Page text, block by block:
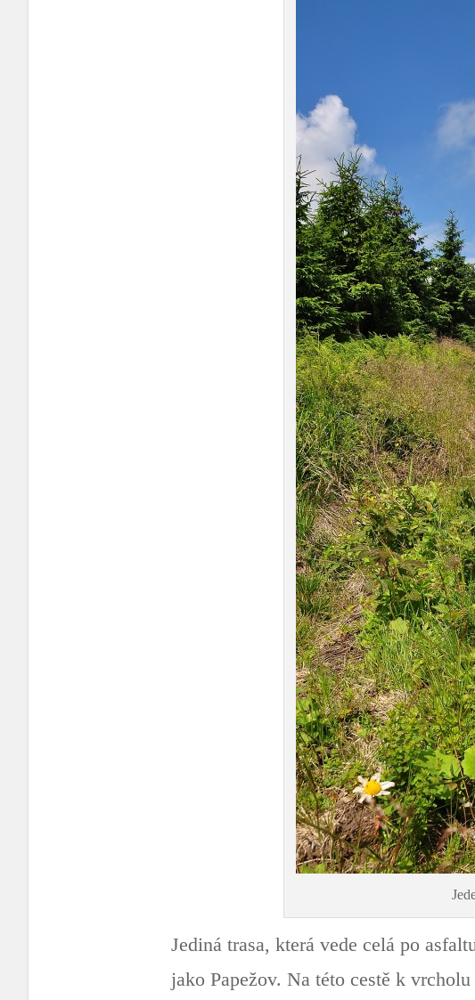
Jediná trasa, která vede celá po
jako Papežov. Na této cestě k